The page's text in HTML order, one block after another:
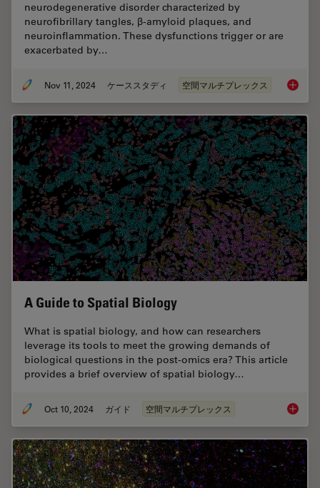
neurodegenerative disorder characterized by
neurofibrillary tangles, β-amyloid plaques, and
neuroinflammation. These dysfunctions trigger or are
exacerbated by…
Nov 11, 2024 ケーススタディ 空間マルチプレックス Spatial
A Guide to Spatial Biology
What is spatial biology, and how can researchers
leverage its tools to meet the growing demands of
biological questions in the post-omics era? This article
provides a brief overview of spatial biology…
Oct 10, 2024 ガイド 空間マルチプレックス A